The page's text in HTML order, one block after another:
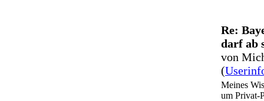
Re:
darf ab
von
(
Meines
um Privat-